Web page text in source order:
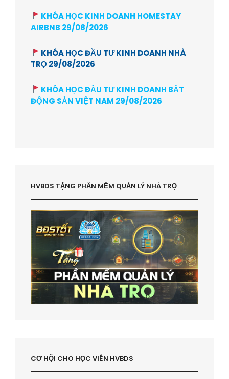
KHÓA HỌC KINH DOANH HOMESTAY
AIRBNB 29/08/2026
KHÓA HỌC ĐẦU TƯ KINH DOANH NHÀ
TRỌ 29/08/2026
KHÓA HỌC ĐẦU TƯ KINH DOANH BẤT
ĐỘNG SẢN VIỆT NAM 29/08/2026
HVBDS TẶNG PHẦN MỀM QUẢN LÝ NHÀ TRỌ
CƠ HỘI CHO HỌC VIÊN HVBDS